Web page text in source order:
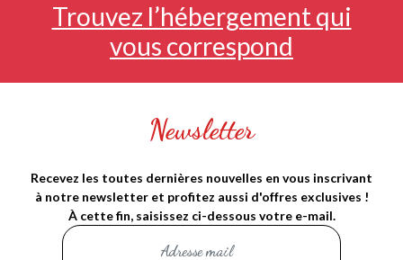
Trouvez l’hébergement qui
vous correspond
Newsletter
Recevez les toutes dernières nouvelles en vous inscrivant
à notre newsletter et profitez aussi d'offres exclusives !
À cette fin, saisissez ci-dessous votre e-mail.